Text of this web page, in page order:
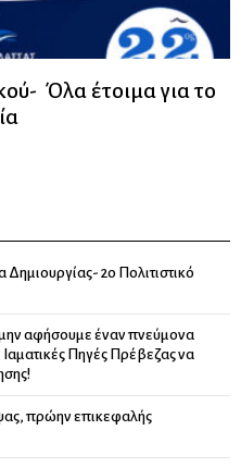
Όλα έτοιμα για το
2ο Πολιτιστικό
αφήσουμε έναν πνεύμονα
Ιαματικές Πηγές Πρέβεζας να
πρώην επικεφαλής